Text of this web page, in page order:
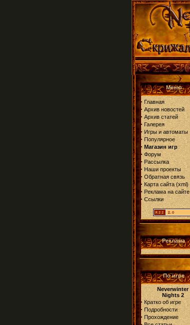
Меню
· Главная
· Архив новостей
· Архив статей
· Галерея
· Игры и автоматы
· Популярное
· Магазин игр
· Форум
· Рассылка
· Наши проекты
· Обратная связь
· Карта сайта(xml)
· Реклама на сайте
· Ссылки
Реклама
По игре
Neverwinter
Nights 2
· Кратко об игре
· Подробности
· Прохождение